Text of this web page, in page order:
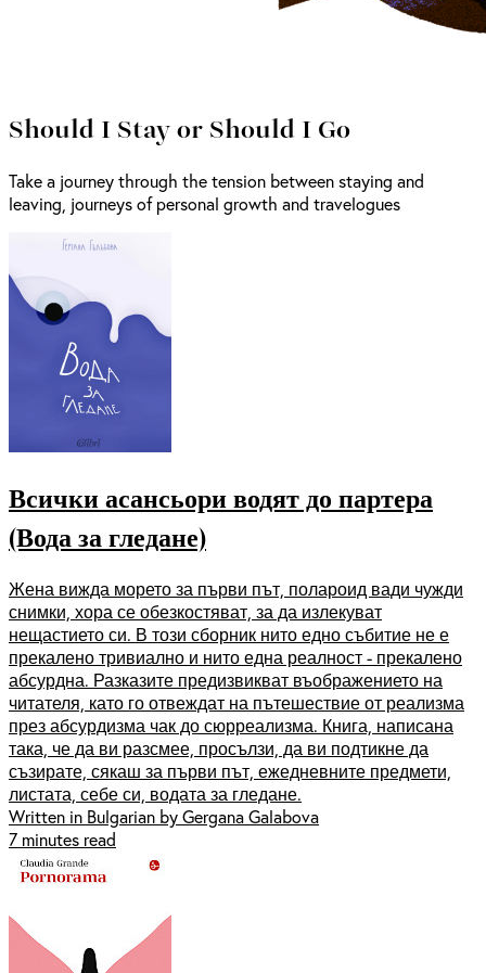
Should I Stay or Should I Go
Take a journey through the tension between staying and
leaving, journeys of personal growth and travelogues
Всички асансьори водят до партера
(Вода за гледане)
Жена вижда морето за първи път, полароид вади чужди
снимки, хора се обезкостяват, за да излекуват
нещастието си. В този сборник нито едно събитие не е
прекалено тривиално и нито една реалност - прекалено
абсурдна. Разказите предизвикват въображението на
читателя, като го отвеждат на пътешествие от реализма
през абсурдизма чак до сюрреализма. Книга, написана
така, че да ви разсмее, просълзи, да ви подтикне да
съзирате, сякаш за първи път, ежедневните предмети,
листата, себе си, водата за гледане.
Written in Bulgarian by Gergana Galabova
7 minutes read